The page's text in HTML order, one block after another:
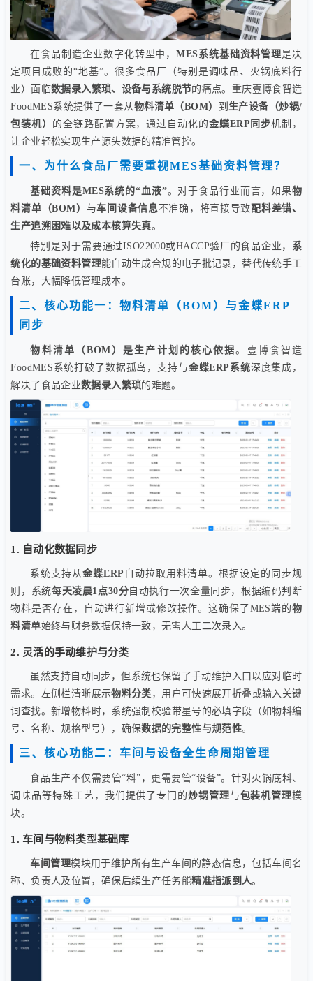
在食品制造企业数字化转型中，MES系统基础资料管理是决
定项目成败的“地基”。很多食品厂（特别是调味品、火锅底料行
业）面临数据录入繁琐、设备与系统脱节的痛点。重庆壹博食智造
FoodMES系统提供了一套从 物料清单（BOM） 到生产设备（炒锅/
包装机） 的全链路配置方案，通过自动化的金蝶ERP同步机制，
让企业轻松实现生产源头数据的精准管控。
一、为什么食品厂需要重视MES基础资料管理？
基础资料是MES系统的“血液”。对于食品行业而言，如果物
料清单（BOM） 与车间设备信息 不准确，将直接导致配料差错、
生产追溯困难以及成本核算失真。
特别是对于需要通过ISO22000或HACCP验厂的食品企业， 系
统化的基础资料管理能自动生成合规的电子批记录，替代传统手工
台账，大幅降低管理成本。
二、核心功能一：物料清单（BOM）与金蝶ERP
同步
物料清单（BOM）是生产计划的核心依据。壹博食智造
FoodMES系统打破了数据孤岛，支持与金蝶ERP系统深度集成，
解决了食品企业数据录入繁琐的难题。
1. 自动化数据同步
系统支持从金蝶ERP 自动拉取用料清单。根据设定的同步规
则，系统每天凌晨1点30分 自动执行一次全量同步，根据编码判断
物料是否存在，自动进行新增或修改操作。这确保了MES端的物
料清单始终与财务数据保持一致，无需人工二次录入。
2. 灵活的手动维护与分类
虽然支持自动同步，但系统也保留了手动维护入口以应对临时
需求。左侧栏清晰展示物料分类 ，用户可快速展开折叠或输入关键
词查找。新增物料时，系统强制校验带星号的必填字段（如物料编
号、名称、规格型号），确保数据的完整性与规范性。
三、核心功能二：车间与设备全生命周期管理
食品生产不仅需要管“料”，更需要管“设备”。针对火锅底料、
调味品等特殊工艺，我们提供了专门的炒锅管理与包装机管理模
块。
1. 车间与物料类型基础库
车间管理模块用于维护所有生产车间的静态信息，包括车间名
称、负责人及位置，确保后续生产任务能精准指派到人。